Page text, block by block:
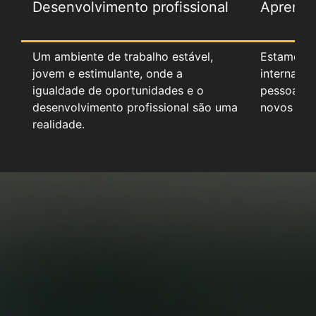
Desenvolvimento profissional
Um ambiente de trabalho estável,
jovem e estimulante, onde a
igualdade de oportunidades e o
desenvolvimento profissional são uma
realidade.
Estamos
interna
pessoal e
novos